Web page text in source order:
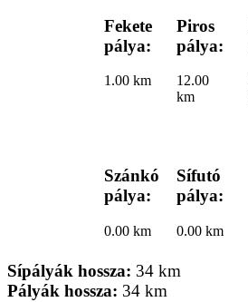
Fekete
pálya:
1.00 km
Piros
pálya:
12.00
km
Szánkó
pálya:
0.00 km
Sífutó
pálya:
0.00 km
Sípályák hossza: 34 km
Pályák hossza: 34 km